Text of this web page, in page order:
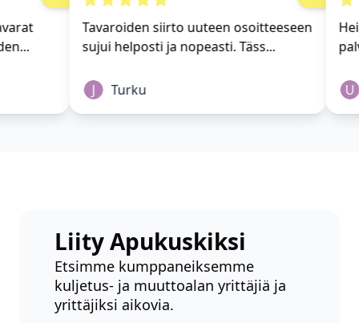
Tavaroiden siirto uuteen osoitteeseen
sujui helposti ja nopeasti. Täss...
Turku
Liity Apukuskiksi
Etsimme kumppaneiksemme
kuljetus- ja muuttoalan yrittäjiä ja
yrittäjiksi aikovia.